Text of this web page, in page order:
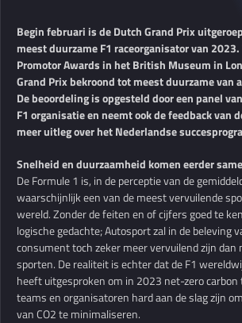
Begin februari is de Dutch Grand Prix
meest duurzame F1 raceorganisator van 2023.
Promotor Awards in het British Museum in
Grand Prix bekroond tot meest duurzame van
De beoordeling is opgesteld door een panel
F1 organisatie en neemt ook de feedback van
meer uitleg over het Nederlandse
Snelheid en duurzaamheid komen eerder
De Formule 1 is, in de perceptie van de
waarschijnlijk een van de meest vervuilende
wereld. Zonder de feiten en of cijfers goed te
logische gedachte; Autosport zal in de beleving
consument toch zeker meer vervuilend zijn
sporten. De realiteit is echter dat de F1
heeft uitgesproken om in 2023 net-zero carbon
teams en organisatoren hard aan de slag zijn
van CO2 te minimaliseren.